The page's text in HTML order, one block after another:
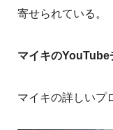
寄せられている。
マイキのYouTube
マイキの詳しいプ